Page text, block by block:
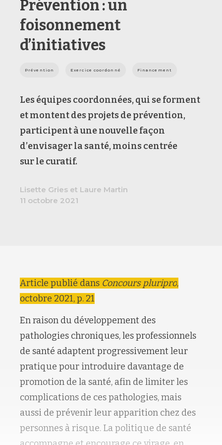
Prévention : un
foisonnement
d’initiatives
Prévention Exercice coordonné Financement
Les équipes coordonnées, qui se forment
et montent des projets de prévention,
participent à une nouvelle façon
d’envisager la santé, moins centrée
sur le curatif.
Lisette Gries et Laure Martin
11 octobre 2021
Article publié dans Concours pluripro,
octobre 2021, p. 21
En raison du développement des
pathologies chroniques, les professionnels
de santé adaptent progressivement leur
pratique pour introduire davantage de
promotion de la santé, afin de limiter les
complications de ces pathologies, mais
aussi de prévenir leur apparition chez des
personnes à risque. La politique de santé